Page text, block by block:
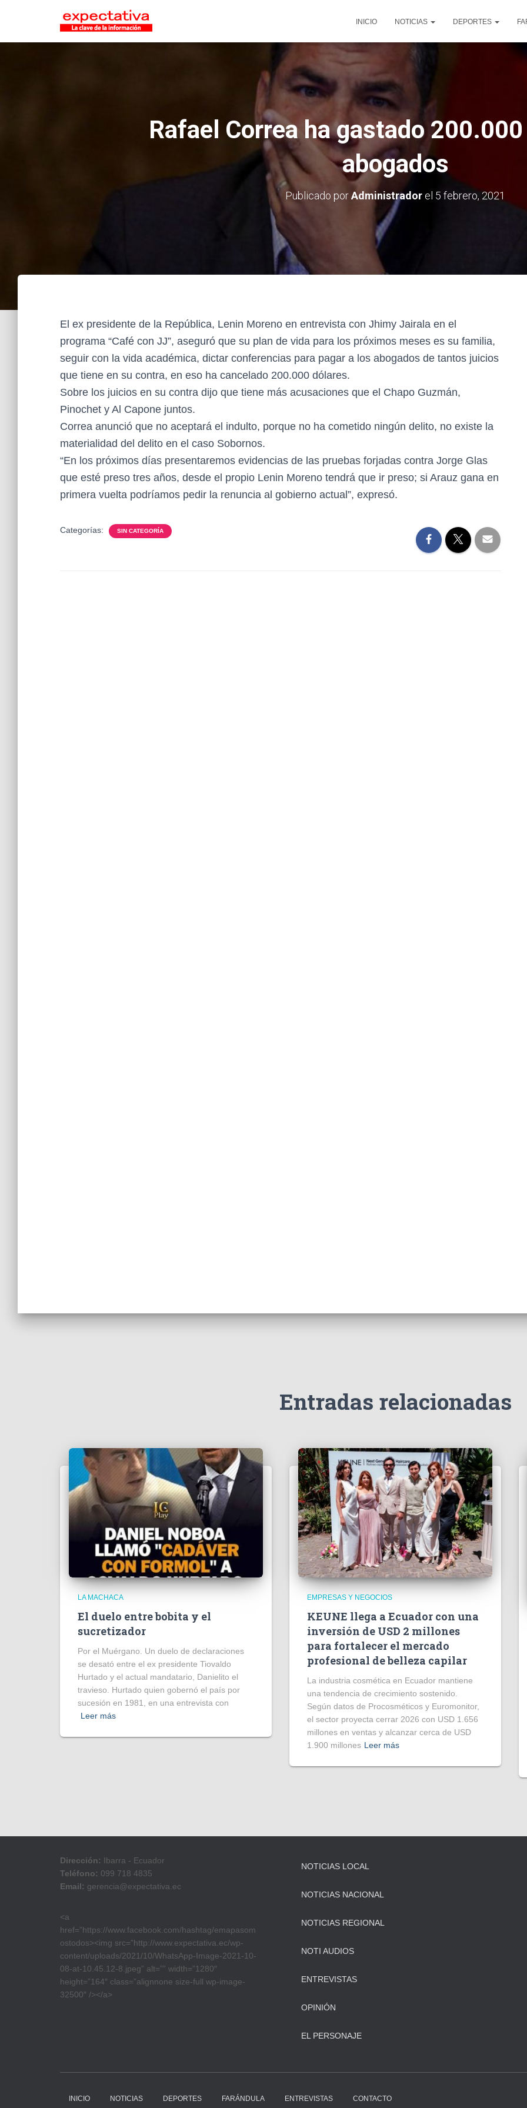
INICIO NOTICIAS DEPORTES
Rafael Correa ha gastado
abogados
Publicado porAdministrador el 5 febrero, 2021
El ex presidente de la República, Lenin Moreno en entrevista con Jhimy Jairala en el
programa “Café con JJ”, aseguró que su plan de vida para los próximos meses es su familia,
seguir con la vida académica, dictar conferencias para pagar a los abogados de tantos juicios
que tiene en su contra, en eso ha cancelado 200.000 dólares.
Sobre los juicios en su contra dijo que tiene más acusaciones que el Chapo Guzmán,
Pinochet y Al Capone juntos.
Correa anunció que no aceptará el indulto, porque no ha cometido ningún delito, no existe la
materialidad del delito en el caso Sobornos.
“En los próximos días presentaremos evidencias de las pruebas forjadas contra Jorge Glas
que esté preso tres años, desde el propio Lenin Moreno tendrá que ir preso; si Arauz gana en
primera vuelta podríamos pedir la renuncia al gobierno actual”, expresó.
Categorías: SIN CATEGORÍA
Entradas relacionadas
LA MACHACA
El duelo entre bobita y el
sucretizador
Por el Muérgano. Un duelo de declaraciones
se desató entre el ex presidente Tiovaldo
Hurtado y el actual mandatario, Danielito el
travieso. Hurtado quien gobernó el país por
sucesión en 1981, en una entrevista con
Leer más
EMPRESAS Y NEGOCIOS
KEUNE llega a Ecuador con una
inversión de USD 2 millones
para fortalecer el mercado
profesional de belleza capilar
La industria cosmética en Ecuador mantiene
una tendencia de crecimiento sostenido.
Según datos de Procosméticos y Euromonitor,
el sector proyecta cerrar 2026 con USD 1.656
millones en ventas y alcanzar cerca de USD
1.900 millones Leer más
Dirección: Ibarra - Ecuador
Teléfono: 099 718 4835
Email: gerencia@expectativa.ec
<a
href=”https://www.facebook.com/hashtag/emapasom
ostodos><img src=”http://www.expectativa.ec/wp-
content/uploads/2021/10/WhatsApp-Image-2021-10-
08-at-10.45.12-8.jpeg” alt=”” width=”1280″
height=”164″ class=”alignnone size-full wp-image-
32500″ /></a>
NOTICIAS LOCAL
NOTICIAS NACIONAL
NOTICIAS REGIONAL
NOTI AUDIOS
ENTREVISTAS
OPINIÓN
EL PERSONAJE
INICIO NOTICIAS DEPORTES FARÁNDULA ENTREVISTAS CONTACTO